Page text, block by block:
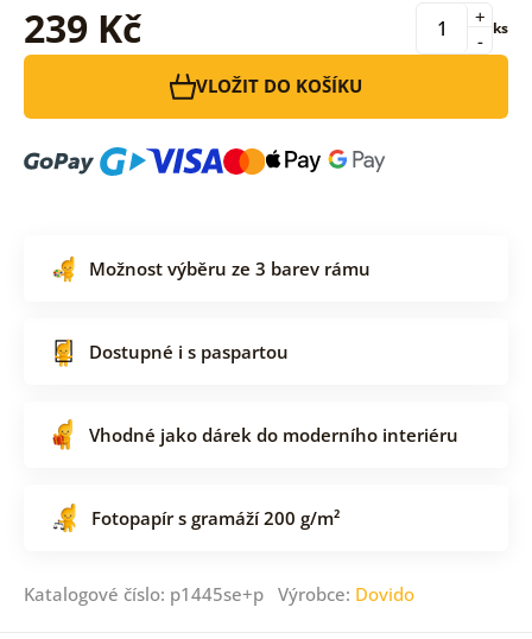
239 Kč -
+ ks
VLOŽIT DO KOŠÍKU
Možnost výběru ze 3 barev rámu
Dostupné i s paspartou
Vhodné jako dárek do moderního interiéru
Fotopapír s gramáží 200 g/m²
Katalogové číslo: p1445se+p Výrobce: Dovido